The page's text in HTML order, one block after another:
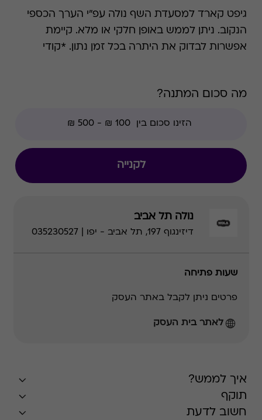
גיפט קארד למסעדת השף נולה עפ"י הערך הכספי
הנקוב. ניתן לממש באופן חלקי או מלא. קיימת
אפשרות לבדוק את היתרה בכל זמן נתון. *קודי
מה סכום המתנה?
לקנייה
נולה תל אביב
דיזינגוף 197, תל אביב - יפו | 035230527
שעות פתיחה
פרטים ניתן לקבל באתר העסק
לאתר בית העסק
איך לממש?
תוקף
חשוב לדעת